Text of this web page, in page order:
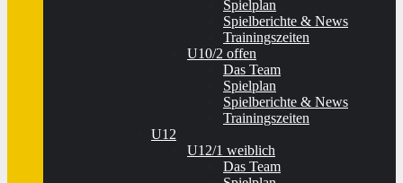
Spielplan
Spielberichte & News
Trainingszeiten
U10/2 offen
Das Team
Spielplan
Spielberichte & News
Trainingszeiten
U12
U12/1 weiblich
Das Team